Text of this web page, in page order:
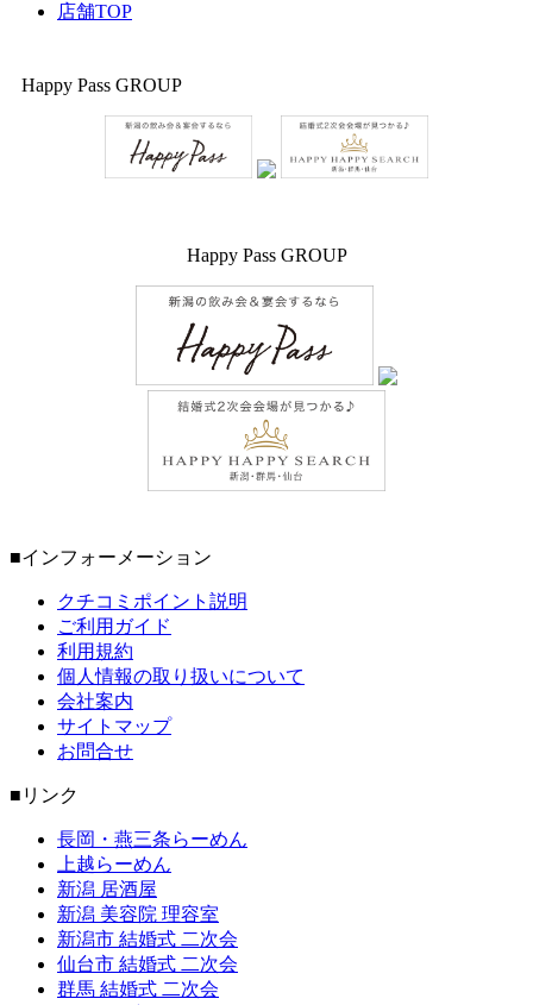
店舗TOP
Happy Pass GROUP
Happy Pass GROUP
■インフォーメーション
クチコミポイント説明
ご利用ガイド
利用規約
個人情報の取り扱いについて
会社案内
サイトマップ
お問合せ
■リンク
長岡・燕三条らーめん
上越らーめん
新潟 居酒屋
新潟 美容院 理容室
新潟市 結婚式 二次会
仙台市 結婚式 二次会
群馬 結婚式 二次会